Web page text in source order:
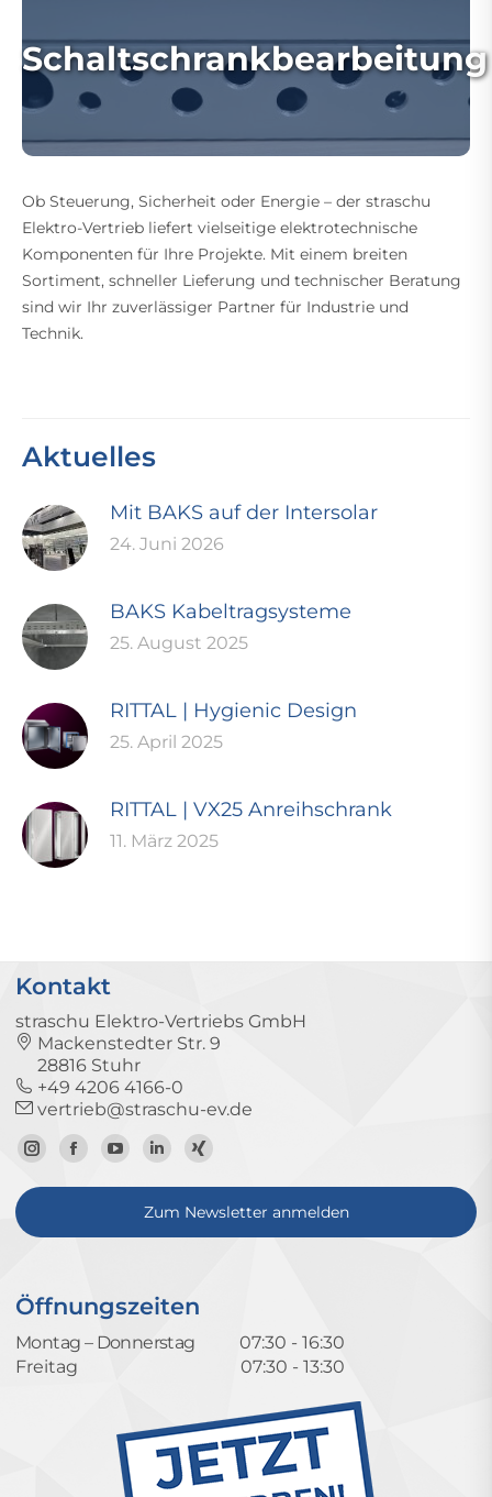
Schaltschrankbearbeitung
Ob Steuerung, Sicherheit oder Energie – der straschu
Elektro-Vertrieb liefert vielseitige elektrotechnische
Komponenten für Ihre Projekte. Mit einem breiten
Sortiment, schneller Lieferung und technischer Beratung
sind wir Ihr zuverlässiger Partner für Industrie und
Technik.
Aktuelles
Mit BAKS auf der Intersolar
24. Juni 2026
BAKS Kabeltragsysteme
25. August 2025
RITTAL | Hygienic Design
25. April 2025
RITTAL | VX25 Anreihschrank
11. März 2025
Kontakt
straschu Elektro-Vertriebs GmbH
Mackenstedter Str. 9
28816 Stuhr
+49 4206 4166-0
vertrieb@straschu-ev.de
Zum
Instagram-
Zur
Facebook-
Zum
YouTube-
Kanal
Zum
LinkedIn-
Profil
Zum
Xing-
Profil
Zum Newsletter anmelden
Öffnungszeiten
Montag – Donnerstag
07:30 - 16:30
Freitag
07:30 - 13:30